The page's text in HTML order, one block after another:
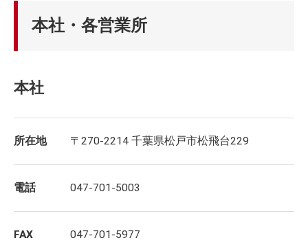
本社・各営業所
本社
所在地 〒270-2214 千葉県松戸市松飛台229
電話 047-701-5003
FAX 047-701-5977